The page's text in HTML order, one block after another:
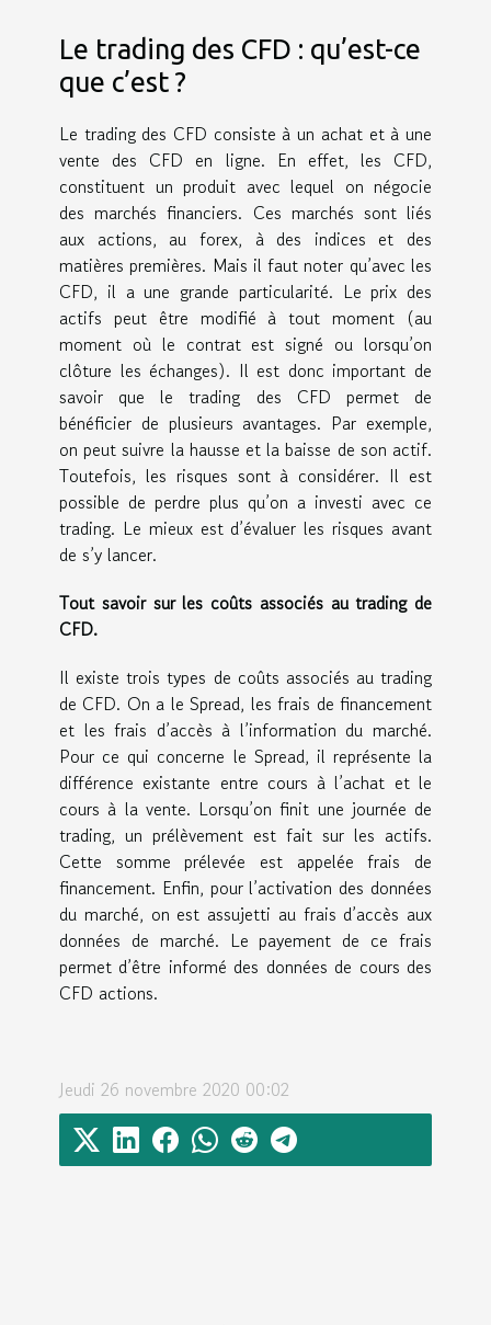
Le trading des CFD : qu’est-ce
que c’est ?
Le trading des CFD consiste à un achat et à une
vente des CFD en ligne. En effet, les CFD,
constituent un produit avec lequel on négocie
des marchés financiers. Ces marchés sont liés
aux actions, au forex, à des indices et des
matières premières. Mais il faut noter qu’avec les
CFD, il a une grande particularité. Le prix des
actifs peut être modifié à tout moment (au
moment où le contrat est signé ou lorsqu’on
clôture les échanges). Il est donc important de
savoir que le trading des CFD permet de
bénéficier de plusieurs avantages. Par exemple,
on peut suivre la hausse et la baisse de son actif.
Toutefois, les risques sont à considérer. Il est
possible de perdre plus qu’on a investi avec ce
trading. Le mieux est d’évaluer les risques avant
de s’y lancer.
Tout savoir sur les coûts associés au trading de
CFD.
Il existe trois types de coûts associés au trading
de CFD. On a le Spread, les frais de financement
et les frais d’accès à l’information du marché.
Pour ce qui concerne le Spread, il représente la
différence existante entre cours à l’achat et le
cours à la vente. Lorsqu’on finit une journée de
trading, un prélèvement est fait sur les actifs.
Cette somme prélevée est appelée frais de
financement. Enfin, pour l’activation des données
du marché, on est assujetti au frais d’accès aux
données de marché. Le payement de ce frais
permet d’être informé des données de cours des
CFD actions.
Jeudi 26 novembre 2020 00:02